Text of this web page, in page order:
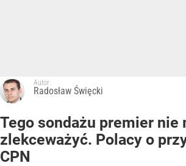
Autor:
Radosław Święcki
Tego sondażu premier nie
zlekceważyć. Polacy o
CPN